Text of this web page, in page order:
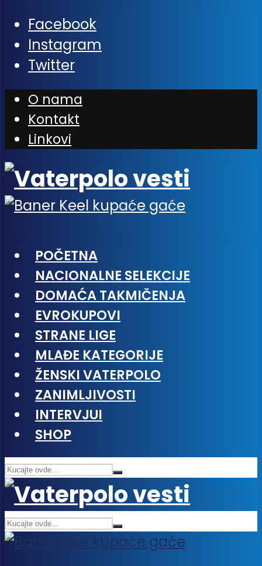
Facebook
Instagram
Twitter
O nama
Kontakt
Linkovi
POČETNA
NACIONALNE SELEKCIJE
DOMAĆA TAKMIČENJA
EVROKUPOVI
STRANE LIGE
MLAĐE KATEGORIJE
ŽENSKI VATERPOLO
ZANIMLJIVOSTI
INTERVJUI
SHOP